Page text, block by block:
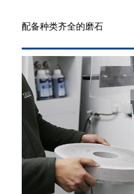
配备种类齐全的磨石